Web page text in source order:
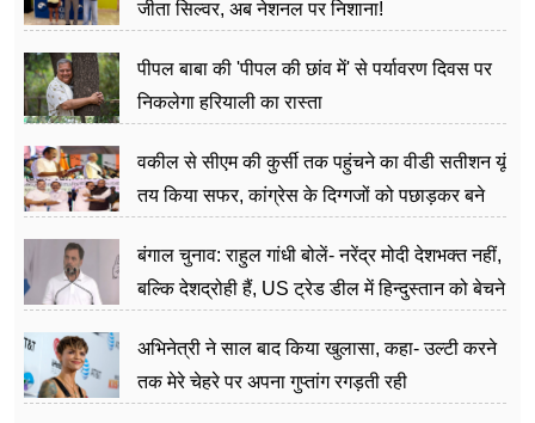
जीता सिल्वर, अब नेशनल पर निशाना!
पीपल बाबा की 'पीपल की छांव में' से पर्यावरण दिवस पर
निकलेगा हरियाली का रास्ता
वकील से सीएम की कुर्सी तक पहुंचने का वीडी सतीशन यूं
तय किया सफर, कांग्रेस के दिग्गजों को पछाड़कर बने
बंगाल चुनाव: राहुल गांधी बोलें- नरेंद्र मोदी देशभक्त नहीं,
बल्कि देशद्रोही हैं, US ट्रेड डील में हिन्दुस्तान को बेचने
अभिनेत्री ने साल बाद किया खुलासा, कहा- उल्टी करने
तक मेरे चेहरे पर अपना गुप्तांग रगड़ती रही